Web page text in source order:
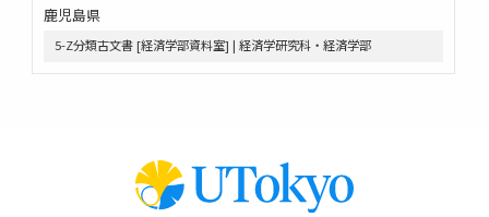
鹿児島県
5-Z分類古文書 [経済学部資料室] | 経済学研究科・経済学部